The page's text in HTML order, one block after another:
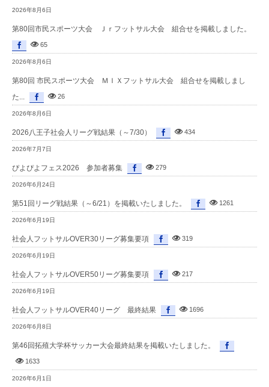
2026年8月6日
第80回市民スポーツ大会 Ｊｒフットサル大会 組合せを掲載しました。
65
2026年8月6日
第80回 市民スポーツ大会 ＭＩＸフットサル大会 組合せを掲載しまし
た...
26
2026年8月6日
2026八王子社会人リーグ戦結果（～7/30） 434
2026年7月7日
ぴよぴよフェス2026 参加者募集 279
2026年6月24日
第51回リーグ戦結果（～6/21）を掲載いたしました。 1261
2026年6月19日
社会人フットサルOVER30リーグ募集要項 319
2026年6月19日
社会人フットサルOVER50リーグ募集要項 217
2026年6月19日
社会人フットサルOVER40リーグ 最終結果 1696
2026年6月8日
第46回拓殖大学杯サッカー大会最終結果を掲載いたしました。
1633
2026年6月1日